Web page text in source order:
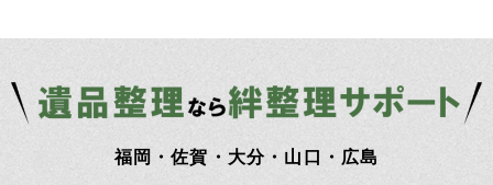
福岡・佐賀・大分・山口・広島